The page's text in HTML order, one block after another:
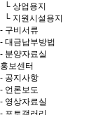
└ 상업용지
└ 지원시설용지
- 구비서류
- 대금납부방법
- 분양자료실
홍보센터
- 공지사항
- 언론보도
- 영상자료실